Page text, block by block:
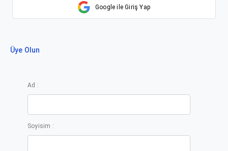
Google ile Giriş Yap
Üye Olun
Ad :
Soyisim :